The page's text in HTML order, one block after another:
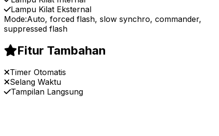
Lampu Kilat Eksternal
Mode:Auto, forced flash, slow synchro, commander,
suppressed flash
Fitur Tambahan
Timer Otomatis
Selang Waktu
Tampilan Langsung